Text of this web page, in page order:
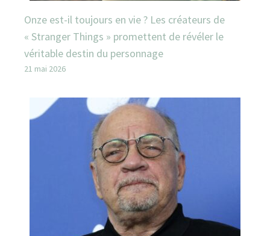
Onze est-il toujours en vie ? Les créateurs de
« Stranger Things » promettent de révéler le
véritable destin du personnage
21 mai 2026